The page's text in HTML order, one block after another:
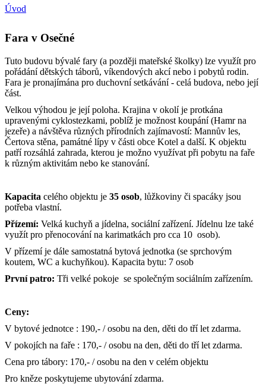
Úvod
Fara v Osečné
Tuto budovu bývalé fary (a později mateřské školky) lze využít pro
pořádání dětských táborů, víkendových akcí nebo i pobytů rodin.
Fara je pronajímána pro duchovní setkávání - celá budova, nebo její
část.
Velkou výhodou je její poloha. Krajina v okolí je protkána
upravenými cyklostezkami, poblíž je možnost koupání (Hamr na
jezeře) a návštěva různých přírodních zajímavostí: Mannův les,
Čertova stěna, památné lípy v části obce Kotel a další. K objektu
patří rozsáhlá zahrada, kterou je možno využívat při pobytu na faře
k různým aktivitám nebo ke stanování.
Kapacita celého objektu je 35 osob, lůžkoviny či spacáky jsou
potřeba vlastní.
Přízemí: Velká kuchyň a jídelna, sociální zařízení. Jídelnu lze také
využít pro přenocování na karimatkách pro cca 10 osob).
V přízemí je dále samostatná bytová jednotka (se sprchovým
koutem, WC a kuchyňkou). Kapacita bytu: 7 osob
První patro: Tři velké pokoje se společným sociálním zařízením.
Ceny:
V bytové jednotce : 190,- / osobu na den, děti do tří let zdarma.
V pokojích na faře : 170,- / osobu na den, děti do tří let zdarma.
Cena pro tábory: 170,- / osobu na den v celém objektu
Pro kněze poskytujeme ubytování zdarma.